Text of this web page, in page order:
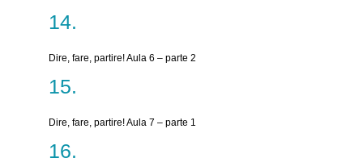
Dire, fare, partire! Aula 6 – parte 2
Dire, fare, partire! Aula 7 – parte 1